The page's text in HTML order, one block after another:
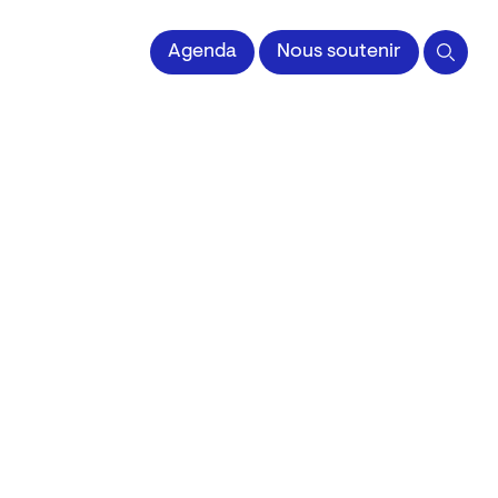
impriméeAgenda Nous soutenir